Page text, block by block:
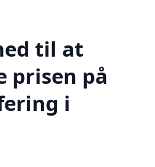
til at
prisen på
i